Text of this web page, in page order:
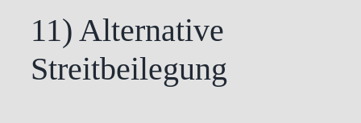
11) Alternative
Streitbeilegung